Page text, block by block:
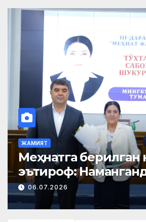
ЖАМИЯТ
Меҳнатга берилган
эътироф:
нафар нуроний
фахрийси» кўкрак
билан тақдирланди
06.07.2026